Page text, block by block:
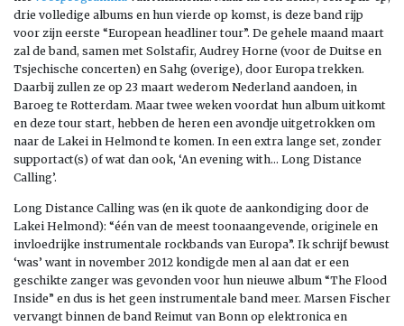
drie volledige albums en hun vierde op komst, is deze band rijp
voor zijn eerste “European headliner tour”. De gehele maand maart
zal de band, samen met Solstafir, Audrey Horne (voor de Duitse en
Tsjechische concerten) en Sahg (overige), door Europa trekken.
Daarbij zullen ze op 23 maart wederom Nederland aandoen, in
Baroeg te Rotterdam. Maar twee weken voordat hun album uitkomt
en deze tour start, hebben de heren een avondje uitgetrokken om
naar de Lakei in Helmond te komen. In een extra lange set, zonder
supportact(s) of wat dan ook, ‘An evening with… Long Distance
Calling’.
Long Distance Calling was (en ik quote de aankondiging door de
Lakei Helmond): “één van de meest toonaangevende, originele en
invloedrijke instrumentale rockbands van Europa”. Ik schrijf bewust
‘was’ want in november 2012 kondigde men al aan dat er een
geschikte zanger was gevonden voor hun nieuwe album “The Flood
Inside” en dus is het geen instrumentale band meer. Marsen Fischer
vervangt binnen de band Reimut van Bonn op elektronica en